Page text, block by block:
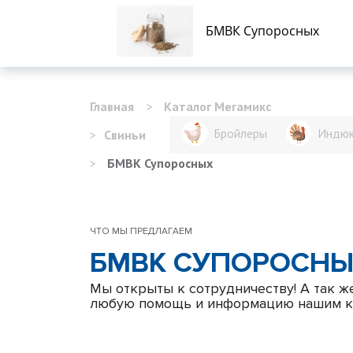
+7 (937) 222-
Главная >
Каталог Мегамикс
> Свиньи Бройлеры
>
БМВК Супоросных
ЧТО МЫ ПРЕДЛАГАЕМ
БМВК
Мы открыты к сотрудничеству! А так
любую помощь и информацию нашим
БМВК Супоросных